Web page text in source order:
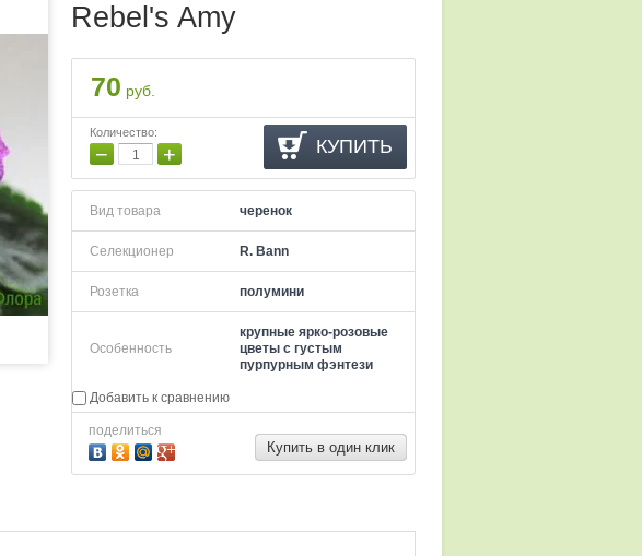
Rebel's Amy
70 руб.
Количество:
− + КУПИТЬ
Вид товара черенок
Селекционер R. Bann
Розетка полумини
Особенность
крупные ярко-розовые
цветы с густым
пурпурным фэнтези
Добавить к сравнению
поделиться
Купить в один клик